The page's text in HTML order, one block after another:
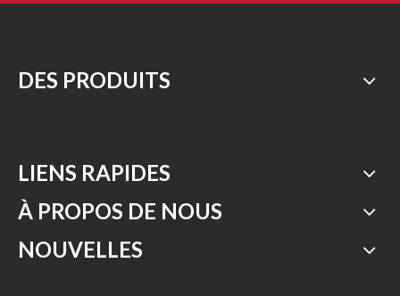
DES PRODUITS
LIENS RAPIDES
À PROPOS DE NOUS
NOUVELLES